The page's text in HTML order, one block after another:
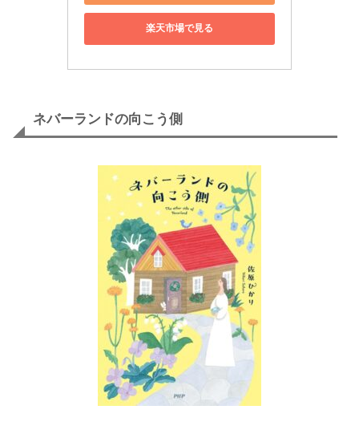
楽天市場で見る
ネバーランドの向こう側